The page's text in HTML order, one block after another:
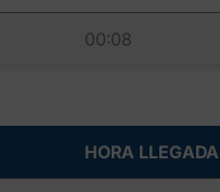
00:08
HORA LLEGADA